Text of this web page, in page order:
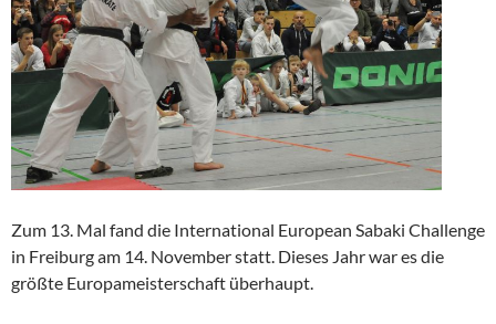
Zum 13. Mal fand die International European Sabaki Challenge
in Freiburg am 14. November statt. Dieses Jahr war es die
größte Europameisterschaft überhaupt.